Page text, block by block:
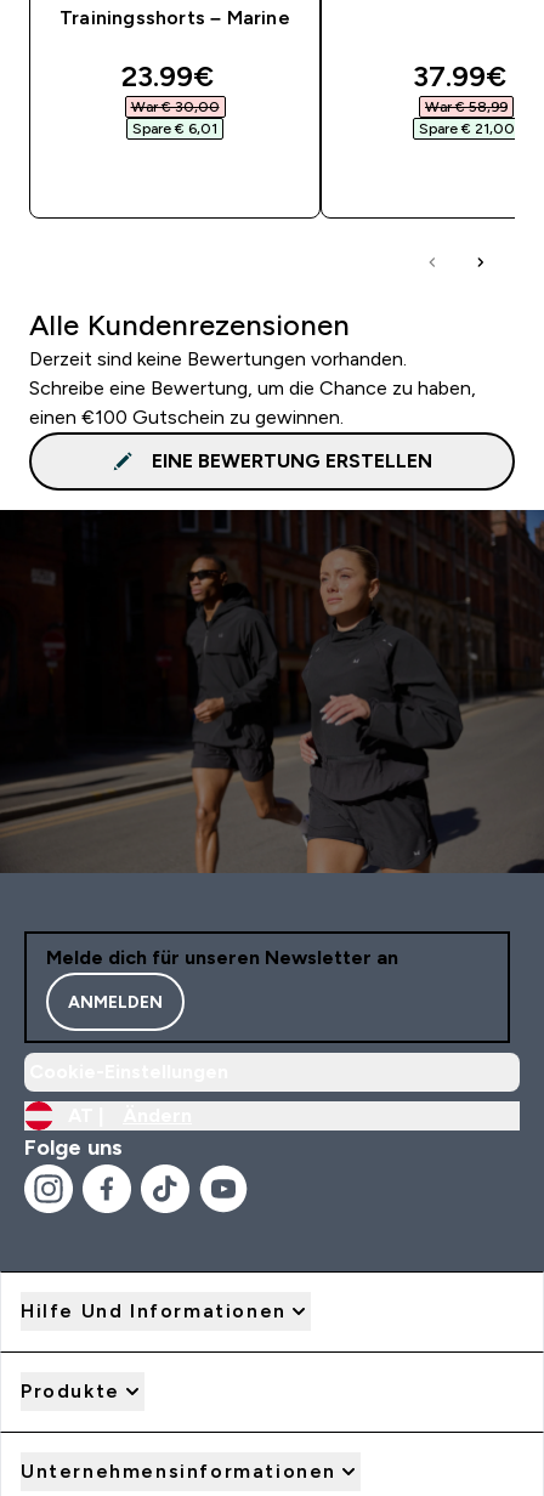
Trainingsshorts – Marine
discounted price
23.99€‎
War € 30,00‎
Spare € 6,01‎
37.99€‎
War € 58,99‎
Spare € 21,00‎
Alle Kundenrezensionen
Derzeit sind keine Bewertungen vorhanden.
Schreibe eine Bewertung, um die Chance zu haben,
einen €100 Gutschein zu gewinnen.
EINE BEWERTUNG ERSTELLEN
Melde dich für unseren Newsletter an
ANMELDEN
Folge uns
Hilfe Und Informationen
Produkte
Unternehmensinformationen